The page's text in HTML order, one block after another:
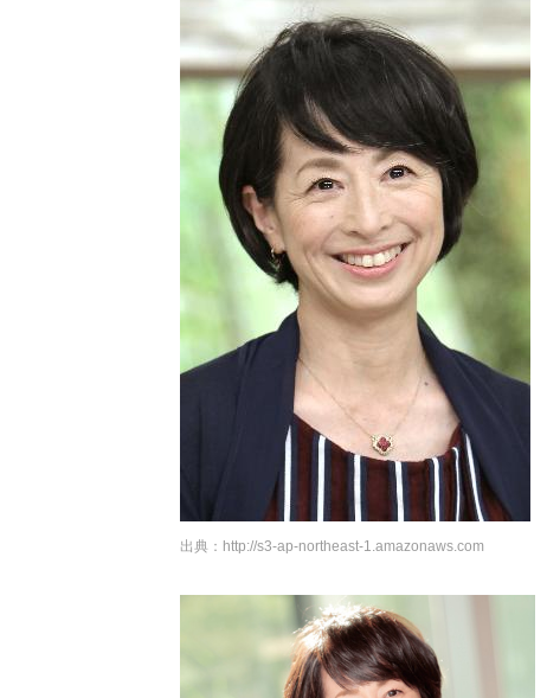
出典： http://s3-ap-northeast-1.amazonaws.com